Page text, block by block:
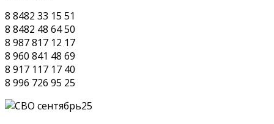
8 8482 33 15 51
8 8482 48 64 50
8 987 817 12 17
8 960 841 48 69
8 917 117 17 40
8 996 726 95 25